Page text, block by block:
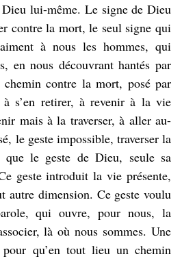
lui-même. Le signe de Dieu
contre la mort, le seul signe qui
à nous les hommes, qui
en nous découvrant hantés par
contre la mort, posé par
s’en retirer, à revenir à la vie
mais à la traverser, à aller au-
le geste impossible, traverser la
le geste de Dieu, seule sa
geste introduit la vie présente,
autre dimension. Ce geste voulu
qui ouvre, pour nous, la
là où nous sommes. Une
qu’en tout lieu un chemin